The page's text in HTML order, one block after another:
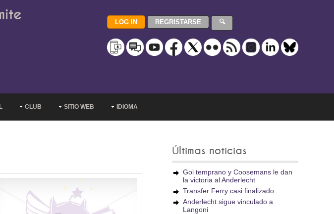
CLUB SITIO WEB IDIOMA
Últimas noticias
Gol temprano y Coosemans le dan
la victoria al Anderlecht
Transfer Ferry casi finalizado
Anderlecht sigue vinculado a
Langoni